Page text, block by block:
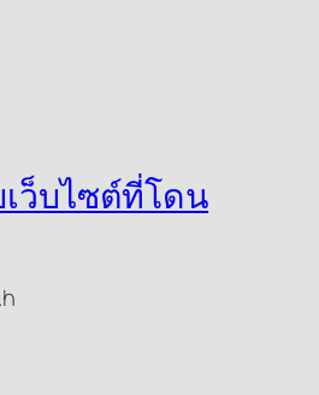
ว็บไซต์ที่โดน